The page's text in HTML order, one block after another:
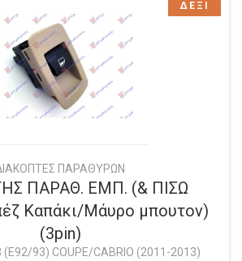
ΠΑΡΑΘΥΡΩΝ
ΠΑΡΑΘ. ΕΜΠ. (& ΠΙΣΩ
Καπάκι/Μάυρο μπουτον)
(3pin)
(E92/93) COUPE/CABRIO (2011-2013)
ΔΕΞΙ